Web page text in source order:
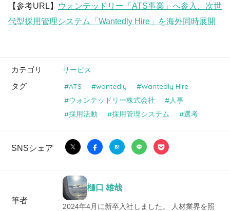
【参考URL】
ウォンテッドリー「ATS事業」へ参入、次世
代型採用管理システム「Wantedly Hire」を海外同時展開
カテゴリ サービス
タグ ATS wantedly
Wantedly Hire
ウォンテッドリー株式会社
人事
採用活動
採用管理システム 選考
SNSシェア
筆者
樋口 雄哉
2024年4月に新卒入社しました。 人材業界を照